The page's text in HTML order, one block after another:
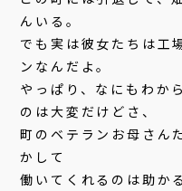
んいる。
でも実は彼女たちは工
ンなんだよ。
やっぱり、なにもわか
のは大変だけどさ、
町のベテランお母さん
かして
働いてくれるのは助か